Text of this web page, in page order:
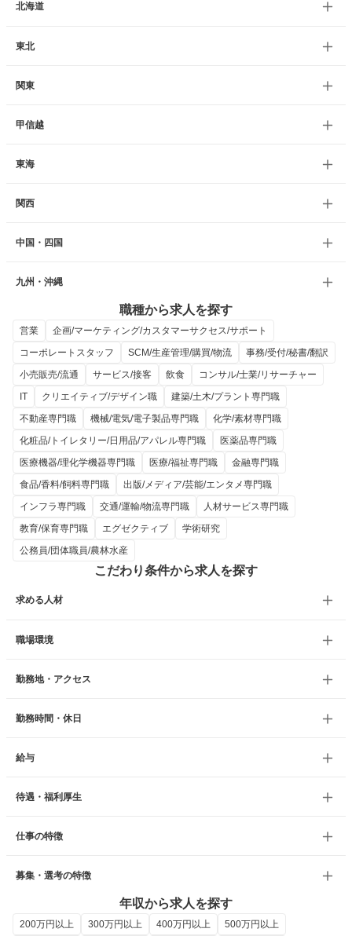
北海道
東北
関東
甲信越
東海
関西
中国・四国
九州・沖縄
職種から求人を探す
営業
企画/マーケティング/カスタマーサクセス/サポート
コーポレートスタッフ
SCM/生産管理/購買/物流
事務/受付/秘書/翻訳
小売販売/流通
サービス/接客 飲食
コンサル/士業/リサーチャー
IT
クリエイティブ/デザイン職
建築/土木/プラント専門職
不動産専門職
機械/電気/電子製品専門職
化学/素材専門職
化粧品/トイレタリー/日用品/アパレル専門職
医薬品専門職
医療機器/理化学機器専門職
医療/福祉専門職
金融専門職
食品/香料/飼料専門職
出版/メディア/芸能/エンタメ専門職
インフラ専門職
交通/運輸/物流専門職
人材サービス専門職
教育/保育専門職
エグゼクティブ
学術研究
公務員/団体職員/農林水産
こだわり条件から求人を探す
求める人材
職場環境
勤務地・アクセス
勤務時間・休日
給与
待遇・福利厚生
仕事の特徴
募集・選考の特徴
年収から求人を探す
200万円以上 300万円以上 400万円以上 500万円以上